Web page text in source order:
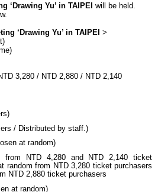
‘Drawing Yu’ in TAIPEI will be held.
‘Drawing Yu’ in TAIPEI >
3,280 / NTD 2,880 / NTD 2,140
/ Distributed by staff.)
at random)
from NTD 4,280 and NTD 2,140 ticket
random from NTD 3,280 ticket purchasers
NTD 2,880 ticket purchasers
at random)